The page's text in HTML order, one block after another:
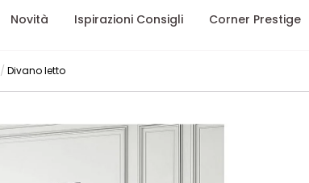
Novità Ispirazioni Consigli Corner Prestige
Divano letto